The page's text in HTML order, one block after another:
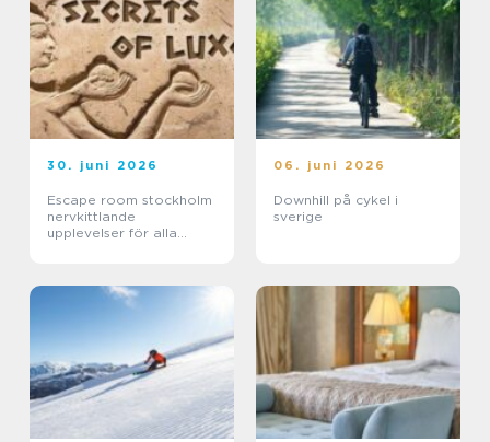
30. juni 2026
Escape room stockholm
nervkittlande
upplevelser för alla
06. juni 2026
Downhill på cykel i
sverige